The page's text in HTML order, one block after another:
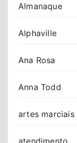
Almanaque
Alphaville
Ana Rosa
Anna Todd
artes marciais
atendimento